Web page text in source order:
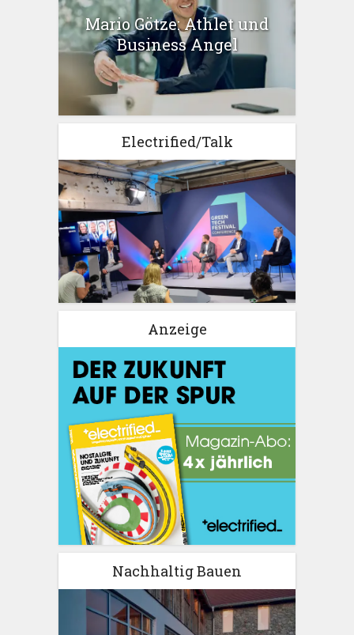
Mario Götze: Athlet und
Business Angel
Electrified/Talk
Anzeige
Nachhaltig Bauen